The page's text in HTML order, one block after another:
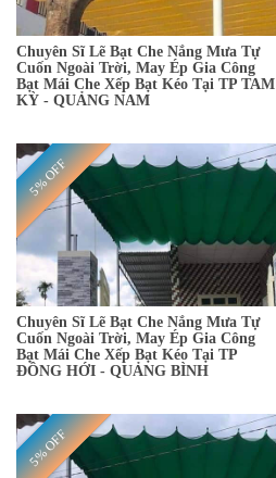
Chuyên Sĩ Lẽ Bạt Che Nắng Mưa Tự
Cuốn Ngoài Trời, May Ép Gia Công
Bạt Mái Che Xếp Bạt Kéo Tại TP TAM
KỲ - QUẢNG NAM
5% OFF
Chuyên Sĩ Lẽ Bạt Che Nắng Mưa Tự
Cuốn Ngoài Trời, May Ép Gia Công
Bạt Mái Che Xếp Bạt Kéo Tại TP
ĐỒNG HỚI - QUẢNG BÌNH
5% OFF